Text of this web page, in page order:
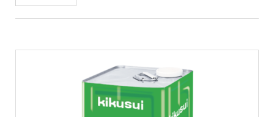
株主・投資家情報
お問い合わせ
資料請求